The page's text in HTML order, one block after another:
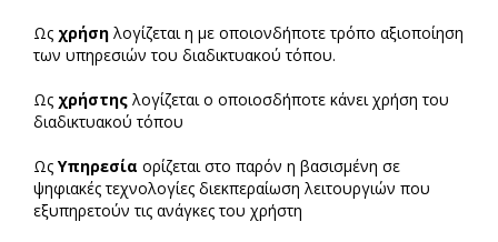
Ως χρήση λογίζεται η με οποιονδήποτε τρόπο αξιοποίηση
των υπηρεσιών του διαδικτυακού τόπου.
Ως χρήστης λογίζεται ο οποιοσδήποτε κάνει χρήση του
διαδικτυακού τόπου
Ως Υπηρεσία ορίζεται στο παρόν η βασισμένη σε
ψηφιακές τεχνολογίες διεκπεραίωση λειτουργιών που
εξυπηρετούν τις ανάγκες του χρήστη